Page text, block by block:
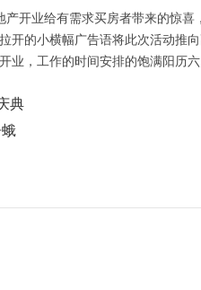
开业给有需求买房者带来的惊
开的小横幅广告语将此次活动推向
业 ， 工作的时间安排的饱满阳历
典